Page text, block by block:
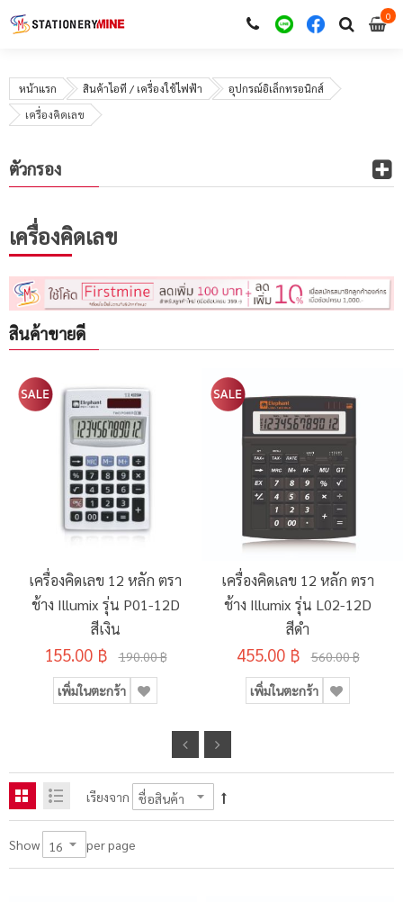
00
หน้าแรก สินค้าไอที / เครื่องใช้ไฟฟ้า
อุปกรณ์อิเล็กทรอนิกส์
เครื่องคิดเลข
เครื่องคิดเลข
สินค้าขายดี
เครื่องคิดเลข 12 หลัก ตรา
ช้าง Illumix รุ่น P01-12D
สีเงิน
155.00 ฿ 190.00 ฿
เพิ่มในตะกร้า
เครื่องคิดเลข 12 หลัก ตรา
ช้าง Illumix รุ่น L02-12D
สีดำ
455.00 ฿ 560.00 ฿
เพิ่มในตะกร้า
เรียงจาก
Show per page
ตัวกรอง